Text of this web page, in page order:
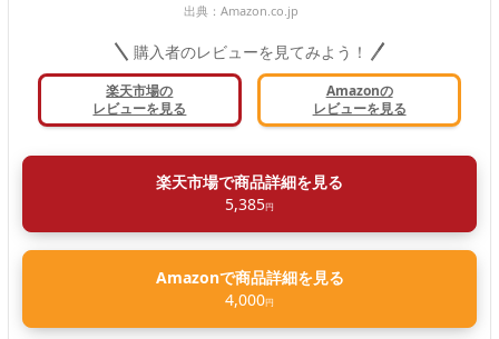
出典： Amazon.co.jp
購入者のレビューを見てみよう！
楽天市場の
レビューを見る
Amazonの
レビューを見る
楽天市場で商品詳細を見る
5,385円
Amazonで商品詳細を見る
4,000円